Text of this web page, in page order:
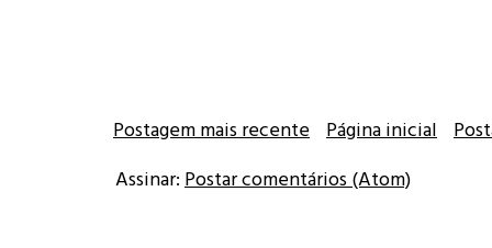
Postagem mais recente Página inicial
Assinar: Postar comentários (Atom)